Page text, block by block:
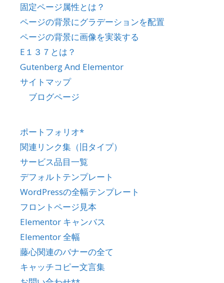
固定ページ属性とは？
ページの背景にグラデーションを配置
ページの背景に画像を実装する
E１３７とは？
Gutenberg And Elementor
サイトマップ
ブログページ
ポートフォリオ*
関連リンク集（旧タイプ）
サービス品目一覧
デフォルトテンプレート
WordPressの全幅テンプレート
フロントページ見本
Elementor キャンバス
Elementor 全幅
藤心関連のバナーの全て
キャッチコピー文言集